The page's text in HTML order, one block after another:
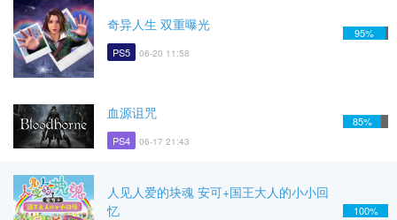
奇异人生 双重曝光
PS5 06-20 11:58
95%
血源诅咒
PS4 06-17 21:43
85%
人见人爱的块魂 安可+国王大人的小小回
忆
100%